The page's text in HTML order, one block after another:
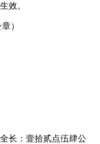
效。
）
长：壹拾贰点伍肆公